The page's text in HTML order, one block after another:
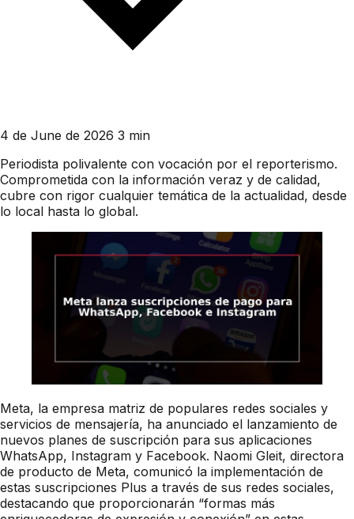
4 de June de 2026 3 min
Periodista polivalente con vocación por el reporterismo.
Comprometida con la información veraz y de calidad,
cubre con rigor cualquier temática de la actualidad, desde
lo local hasta lo global.
Meta, la empresa matriz de populares redes sociales y
servicios de mensajería, ha anunciado el lanzamiento de
nuevos planes de suscripción para sus aplicaciones
WhatsApp, Instagram y Facebook. Naomi Gleit, directora
de producto de Meta, comunicó la implementación de
estas suscripciones Plus a través de sus redes sociales,
destacando que proporcionarán “formas más